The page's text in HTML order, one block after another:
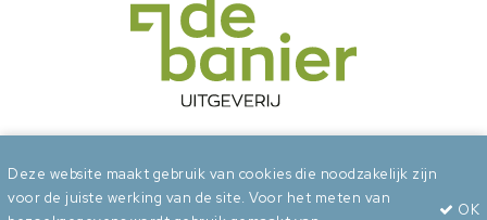
Algemene voorwaarden Privacy
Deze website maakt gebruik van cookies die noodzakelijk zijn
voor de juiste werking van de site. Voor het meten van
OK